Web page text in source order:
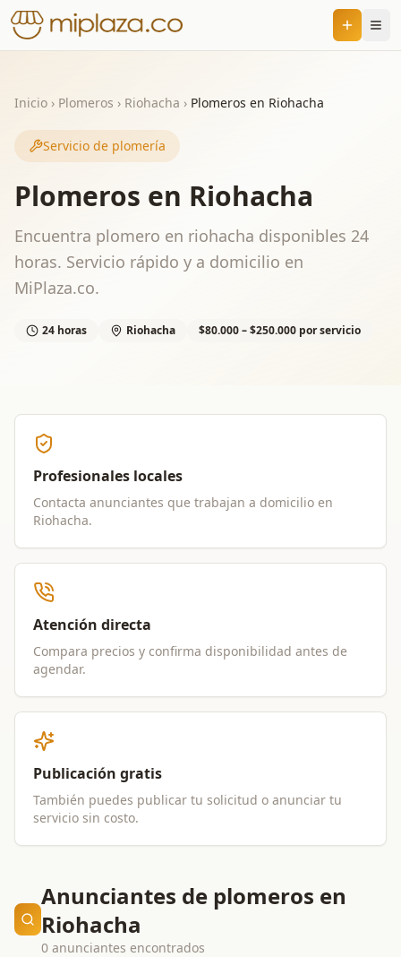
Inicio › Plomeros › Riohacha › Plomeros en Riohacha
Servicio de plomería
Plomeros en Riohacha
Encuentra plomero en riohacha disponibles 24
horas. Servicio rápido y a domicilio en
MiPlaza.co.
24 horas Riohacha $80.000 – $250.000 por servicio
Profesionales locales
Contacta anunciantes que trabajan a domicilio en
Riohacha.
Atención directa
Compara precios y confirma disponibilidad antes de
agendar.
Publicación gratis
También puedes publicar tu solicitud o anunciar tu
servicio sin costo.
Anunciantes de plomeros en
Riohacha
0 anunciantes encontrados